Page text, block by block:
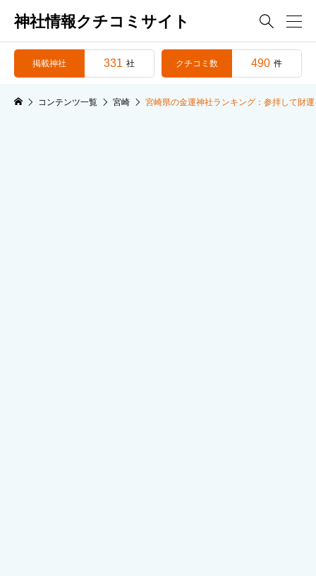
神社情報クチコミサイト 
掲載神社 331 社 クチコミ数 490 件
コンテンツ一覧 宮崎 宮崎県の金運神社ランキング：参拝して財